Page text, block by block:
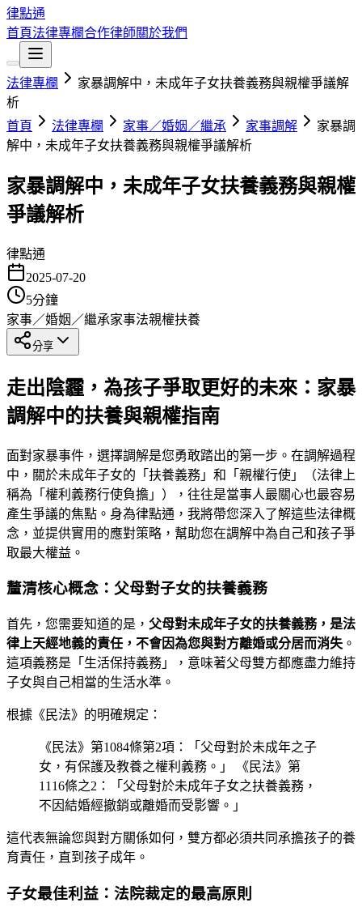
律點通
首頁法律專欄合作律師關於我們
法律專欄
家暴調解中，未成年子女扶養義務與親權爭議解
析
首頁
法律專欄 家事／婚姻／繼承 家事調解
家暴調
解中，未成年子女扶養義務與親權爭議解析
家暴調解中，未成年子女扶養義務與親權
爭議解析
律點通
2025-07-20
5分鐘
家事／婚姻／繼承家事法親權扶養
分享
走出陰霾，為孩子爭取更好的未來：家暴
調解中的扶養與親權指南
面對家暴事件，選擇調解是您勇敢踏出的第一步。在調解過程
中，關於未成年子女的「扶養義務」和「親權行使」（法律上
稱為「權利義務行使負擔」），往往是當事人最關心也最容易
產生爭議的焦點。身為律點通，我將帶您深入了解這些法律概
念，並提供實用的應對策略，幫助您在調解中為自己和孩子爭
取最大權益。
釐清核心概念：父母對子女的扶養義務
首先，您需要知道的是， 父母對未成年子女的扶養義務，是法
律上天經地義的責任，不會因為您與對方離婚或分居而消失 。
這項義務是「生活保持義務」，意味著父母雙方都應盡力維持
子女與自己相當的生活水準。
根據《民法》的明確規定：
《民法》第1084條第2項：「父母對於未成年之子
女，有保護及教養之權利義務。」 《民法》第
1116條之2：「父母對於未成年子女之扶養義務，
不因結婚經撤銷或離婚而受影響。」
這代表無論您與對方關係如何，雙方都必須共同承擔孩子的養
育責任，直到孩子成年。
子女最佳利益：法院裁定的最高原則